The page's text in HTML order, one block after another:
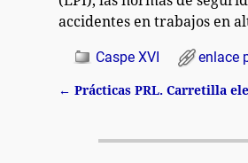
accidentes en trabajos en
Caspe XVI enlace
← Prácticas PRL. Carretilla